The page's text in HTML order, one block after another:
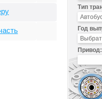
Тип
Год
Привод: